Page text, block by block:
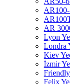
AR
Lyon
Londra
Kiev
İzmir
Felix